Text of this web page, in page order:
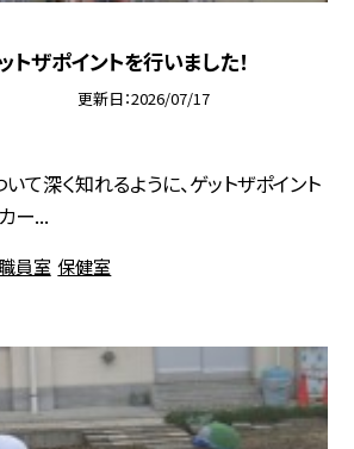
トザポイントを行いました！
更新日 2026/07/17
て深く知れるように、ゲットザポイント
ー...
員室 保健室